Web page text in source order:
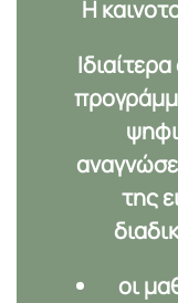
Η
της
οι